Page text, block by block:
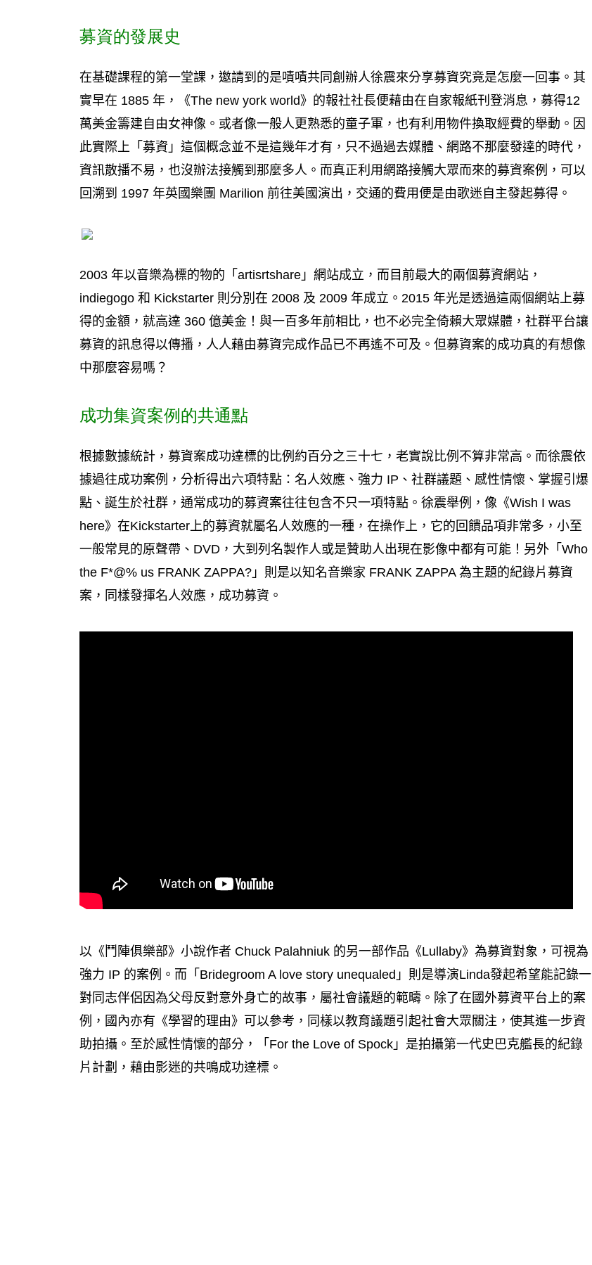
募資的發展史
在基礎課程的第一堂課，邀請到的是嘖嘖共同創辦人徐震來分享募資究竟是怎麼一回事。其
實早在 1885 年，《The new york world》的報社社長便藉由在自家報紙刊登消息，募得12
萬美金籌建自由女神像。或者像一般人更熟悉的童子軍，也有利用物件換取經費的舉動。因
此實際上「募資」這個概念並不是這幾年才有，只不過過去媒體、網路不那麼發達的時代，
資訊散播不易，也沒辦法接觸到那麼多人。而真正利用網路接觸大眾而來的募資案例，可以
回溯到 1997 年英國樂團 Marilion 前往美國演出，交通的費用便是由歌迷自主發起募得。
2003 年以音樂為標的物的「artisrtshare」網站成立，而目前最大的兩個募資網站，
indiegogo 和 Kickstarter 則分別在 2008 及 2009 年成立。2015 年光是透過這兩個網站上募
得的金額，就高達 360 億美金！與一百多年前相比，也不必完全倚賴大眾媒體，社群平台讓
募資的訊息得以傳播，人人藉由募資完成作品已不再遙不可及。但募資案的成功真的有想像
中那麼容易嗎？
成功集資案例的共通點
根據數據統計，募資案成功達標的比例約百分之三十七，老實說比例不算非常高。而徐震依
據過往成功案例，分析得出六項特點：名人效應、強力 IP、社群議題、感性情懷、掌握引爆
點、誕生於社群，通常成功的募資案往往包含不只一項特點。徐震舉例，像《Wish I was
here》在Kickstarter上的募資就屬名人效應的一種，在操作上，它的回饋品項非常多，小至
一般常見的原聲帶、DVD，大到列名製作人或是贊助人出現在影像中都有可能！另外「Who
the F*@% us FRANK ZAPPA?」則是以知名音樂家 FRANK ZAPPA 為主題的紀錄片募資
案，同樣發揮名人效應，成功募資。
以《鬥陣俱樂部》小說作者 Chuck Palahniuk 的另一部作品《Lullaby》為募資對象，可視為
強力 IP 的案例。而「Bridegroom A love story unequaled」則是導演Linda發起希望能記錄一
對同志伴侶因為父母反對意外身亡的故事，屬社會議題的範疇。除了在國外募資平台上的案
例，國內亦有《學習的理由》可以參考，同樣以教育議題引起社會大眾關注，使其進一步資
助拍攝。至於感性情懷的部分，「For the Love of Spock」是拍攝第一代史巴克艦長的紀錄
片計劃，藉由影迷的共鳴成功達標。